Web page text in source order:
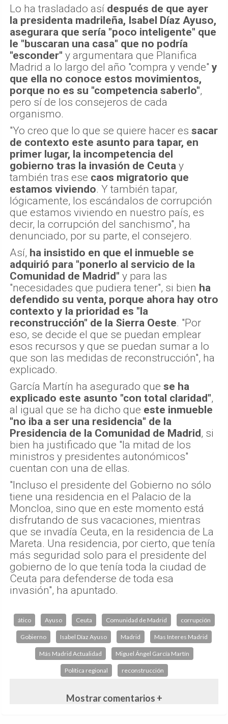
Lo ha trasladado así después de que ayer
la presidenta madrileña, Isabel Díaz Ayuso,
asegurara que sería "poco inteligente" que
le "buscaran una casa" que no podría
"esconder" y argumentara que Planifica
Madrid a lo largo del año "compra y vende" y
que ella no conoce estos movimientos,
porque no es su "competencia saberlo",
pero sí de los consejeros de cada
organismo.
"Yo creo que lo que se quiere hacer es sacar
de contexto este asunto para tapar, en
primer lugar, la incompetencia del
gobierno tras la invasión de Ceuta y
también tras ese caos migratorio que
estamos viviendo. Y también tapar,
lógicamente, los escándalos de corrupción
que estamos viviendo en nuestro país, es
decir, la corrupción del sanchismo", ha
denunciado, por su parte, el consejero.
Así, ha insistido en que el inmueble se
adquirió para "ponerlo al servicio de la
Comunidad de Madrid" y para las
"necesidades que pudiera tener", si bien ha
defendido su venta, porque ahora hay otro
contexto y la prioridad es "la
reconstrucción" de la Sierra Oeste. "Por
eso, se decide el que se puedan emplear
esos recursos y que se puedan sumar a lo
que son las medidas de reconstrucción", ha
explicado.
García Martín ha asegurado que se ha
explicado este asunto "con total claridad",
al igual que se ha dicho que este inmueble
"no iba a ser una residencia" de la
Presidencia de la Comunidad de Madrid, si
bien ha justificado que "la mitad de los
ministros y presidentes autonómicos"
cuentan con una de ellas.
"Incluso el presidente del Gobierno no sólo
tiene una residencia en el Palacio de la
Moncloa, sino que en este momento está
disfrutando de sus vacaciones, mientras
que se invadía Ceuta, en la residencia de La
Mareta. Una residencia, por cierto, que tenía
más seguridad solo para el presidente del
gobierno de lo que tenía toda la ciudad de
Ceuta para defenderse de toda esa
invasión", ha apuntado.
ático Ayuso Ceuta Comunidad de Madrid corrupción
Gobierno Isabel Díaz Ayuso Madrid Mas Interes Madrid
Más Madrid Actualidad Miguel Ángel García Martín
Política regional reconstrucción
Mostrar comentarios +